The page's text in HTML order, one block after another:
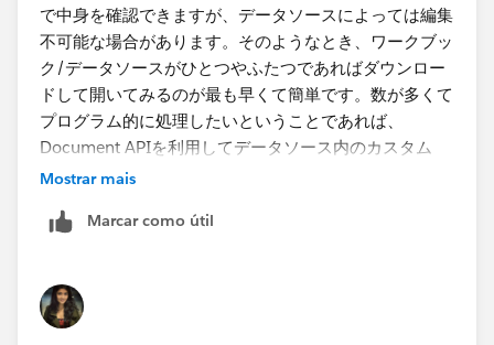
で中身を確認できますが、データソースによっては編集
不可能な場合があります。そのようなとき、ワークブッ
ク/データソースがひとつやふたつであればダウンロー
ドして開いてみるのが最も早くて簡単です。数が多くて
プログラム的に処理したいということであれば、
Document APIを利用してデータソース内のカスタム
SQLを取得することができます。
Mostrar mais
Marcar como útil